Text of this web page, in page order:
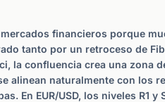
financieros porque
tanto por un retroceso de
la confluencia crea una zona
alinean naturalmente con los
En EUR/USD, los niveles R1 y